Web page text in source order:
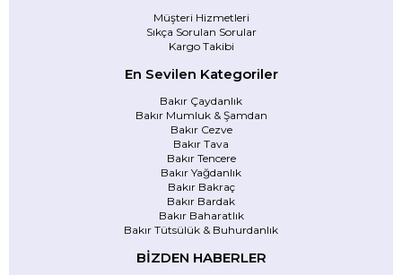
Müşteri Hizmetleri
Sıkça Sorulan Sorular
Kargo Takibi
En Sevilen Kategoriler
Bakır Çaydanlık
Bakır Mumluk & Şamdan
Bakır Cezve
Bakır Tava
Bakır Tencere
Bakır Yağdanlık
Bakır Bakraç
Bakır Bardak
Bakır Baharatlık
Bakır Tütsülük & Buhurdanlık
BİZDEN HABERLER